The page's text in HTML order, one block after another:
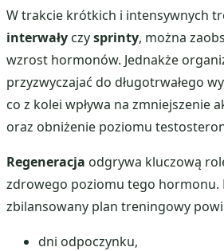
W trakcie krótkich i intensywnych
interwały czysprinty, można
wzrost hormonów. Jednakże
przyzwyczajać do długotrwałego
co z kolei wpływa na zmniejszenie
oraz obniżenie poziomu
Regeneracja odgrywa kluczową
zdrowego poziomu tego hormonu.
zbilansowany plan treningowy
dni odpoczynku,